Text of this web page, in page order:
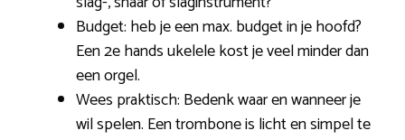
Budget: heb je een max. budget in je hoofd?
Een 2e hands ukelele kost je veel minder dan
een orgel.
Wees praktisch: Bedenk waar en wanneer je
wil spelen. Een trombone is licht en simpel te